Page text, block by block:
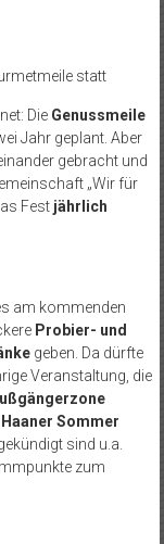
statt
Die Genussmeile
Jahr geplant. Aber
gebracht und
„Wir für
Fest jährlich
am kommenden
Probier- und
geben. Da dürfte
Veranstaltung, die
Haaner Sommer
sind u.a.
zum